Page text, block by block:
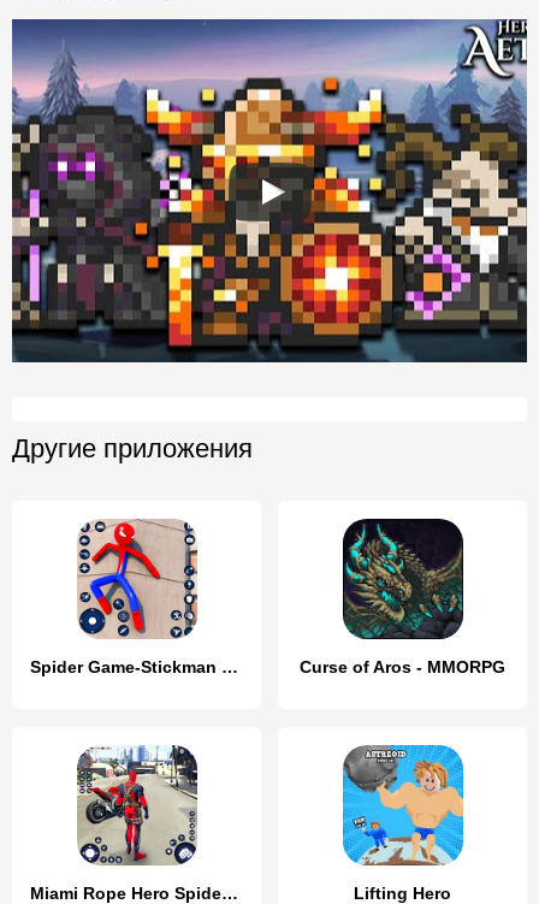
Другие приложения
Spider Game-Stickman Rope Hero Curse of Aros - MMORPG
Miami Rope Hero Spider Game 2 Lifting Hero